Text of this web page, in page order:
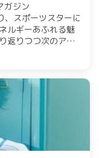
ガジン
、スポーツスターに
ルギーあふれる魅
返りつつ次のアル
では約1万人を動員